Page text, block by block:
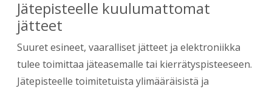
Jätepisteelle kuulumattomat
jätteet
Suuret esineet, vaaralliset jätteet ja elektroniikka
tulee toimittaa jäteasemalle tai kierrätyspisteeseen.
Jätepisteelle toimitetuista ylimääräisistä ja